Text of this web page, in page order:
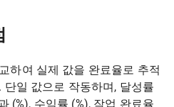
하여 실제 값을 완료율로 추적
일 값으로 작동하며, 달성률
(%), 수익률 (%), 작업 완료율